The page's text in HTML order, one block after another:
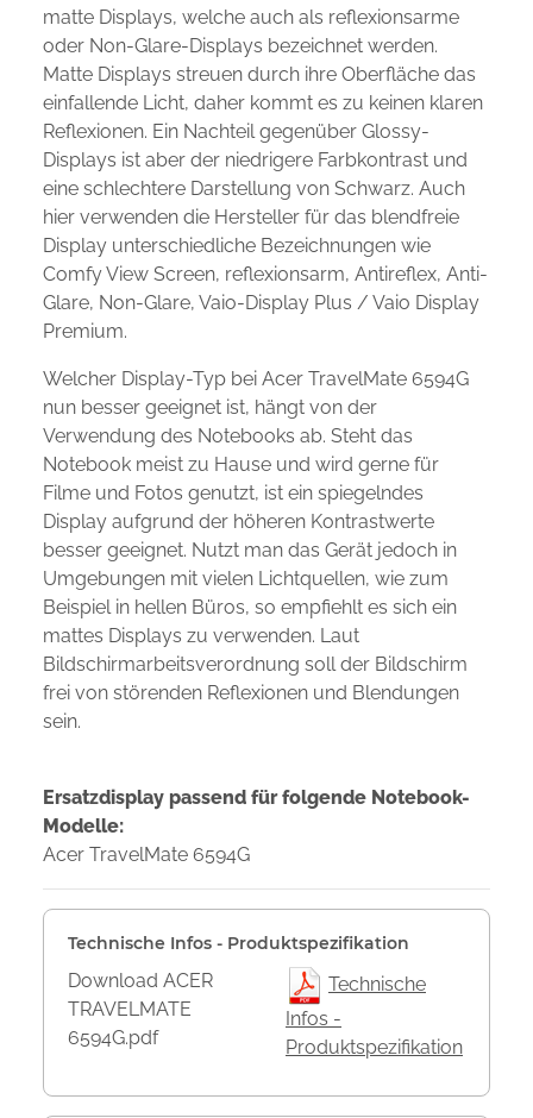
matte Displays, welche auch als reflexionsarme
oder Non-Glare-Displays bezeichnet werden.
Matte Displays streuen durch ihre Oberfläche das
einfallende Licht, daher kommt es zu keinen klaren
Reflexionen. Ein Nachteil gegenüber Glossy-
Displays ist aber der niedrigere Farbkontrast und
eine schlechtere Darstellung von Schwarz. Auch
hier verwenden die Hersteller für das blendfreie
Display unterschiedliche Bezeichnungen wie
Comfy View Screen, reflexionsarm, Antireflex, Anti-
Glare, Non-Glare, Vaio-Display Plus / Vaio Display
Premium.
Welcher Display-Typ bei Acer TravelMate 6594G
nun besser geeignet ist, hängt von der
Verwendung des Notebooks ab. Steht das
Notebook meist zu Hause und wird gerne für
Filme und Fotos genutzt, ist ein spiegelndes
Display aufgrund der höheren Kontrastwerte
besser geeignet. Nutzt man das Gerät jedoch in
Umgebungen mit vielen Lichtquellen, wie zum
Beispiel in hellen Büros, so empfiehlt es sich ein
mattes Displays zu verwenden. Laut
Bildschirmarbeitsverordnung soll der Bildschirm
frei von störenden Reflexionen und Blendungen
sein.
Ersatzdisplay passend für folgende Notebook-
Modelle:
Acer TravelMate 6594G
Technische Infos - Produktspezifikation
Download ACER
TRAVELMATE
6594G.pdf
Technische
Infos -
Produktspezifikation